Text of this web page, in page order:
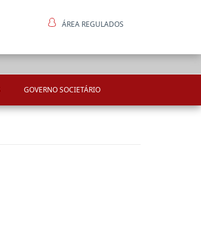
ÁREA REGULADOS
GOVERNO SOCIETÁRIO